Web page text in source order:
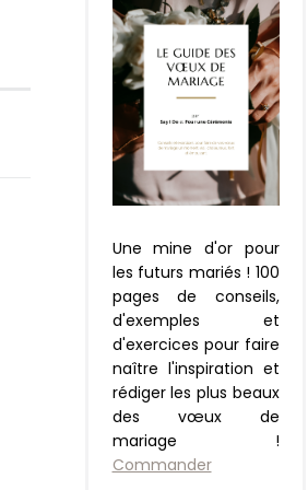
Une mine d'or pour
les futurs mariés ! 100
pages de conseils,
d'exemples et
d'exercices pour faire
naître l'inspiration et
rédiger les plus beaux
des vœux de
mariage !
Commander